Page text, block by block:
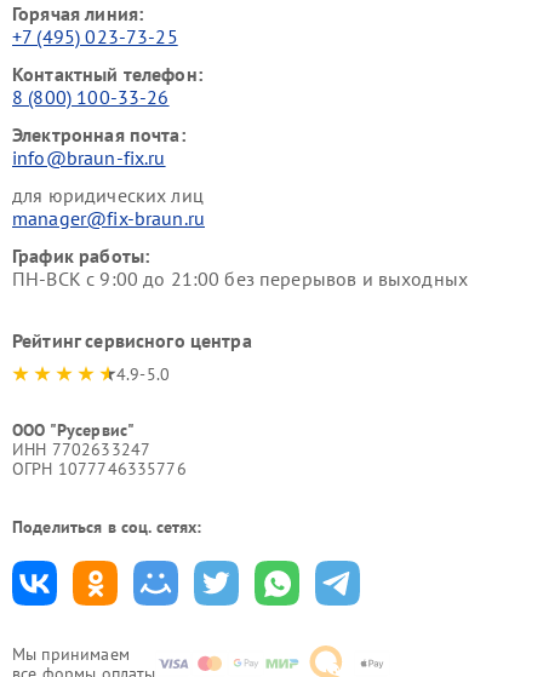
Мы принимаем
Горячая линия:
+7 (495) 023-73-25
Контактный телефон:
8 (800) 100-33-26
Электронная почта:
info@braun-fix.ru
для юридических лиц
manager@fix-braun.ru
График работы:
ПН-ВСК с 9:00 до 21:00 без перерывов и выходных
Рейтинг сервисного центра
4.9-5.0
ООО "Русервис"
ИНН 7702633247
ОГРН 1077746335776
Поделиться в соц. сетях: